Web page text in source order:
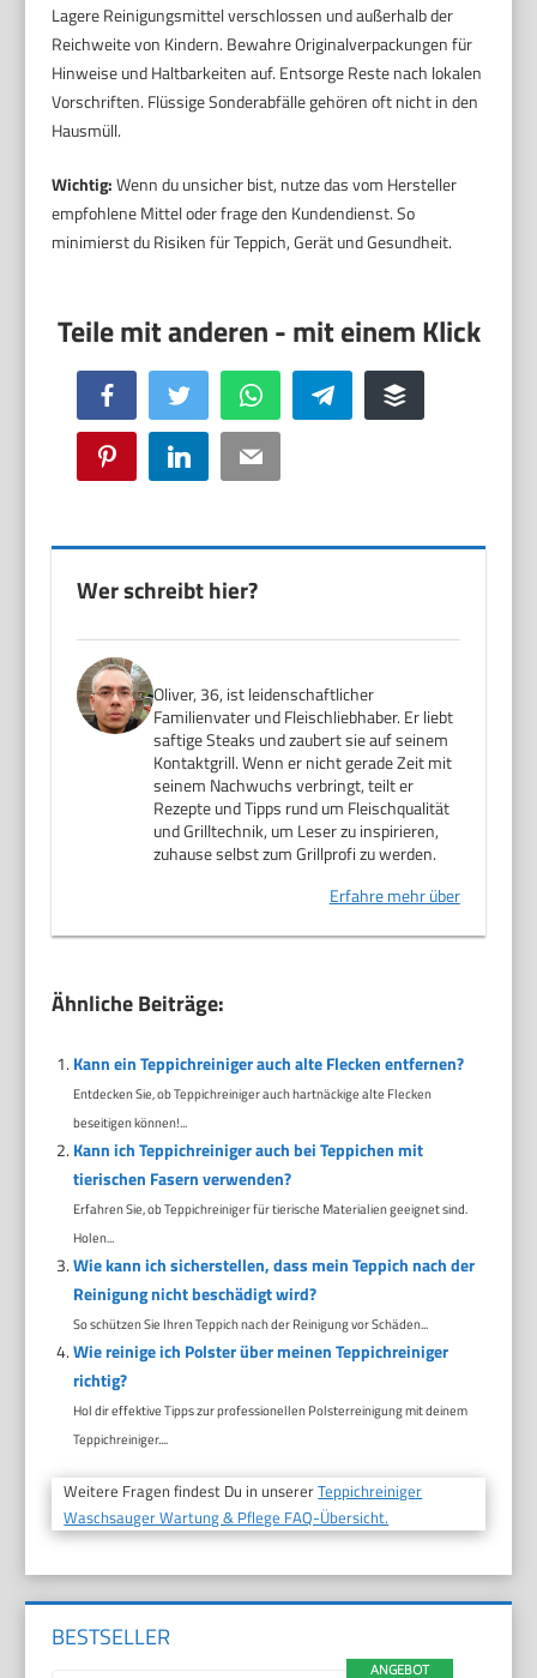
Lagere Reinigungsmittel verschlossen und außerhalb der
Reichweite von Kindern. Bewahre Originalverpackungen für
Hinweise und Haltbarkeiten auf. Entsorge Reste nach lokalen
Vorschriften. Flüssige Sonderabfälle gehören oft nicht in den
Hausmüll.
Wichtig:Wenn du unsicher bist, nutze das vom Hersteller
empfohlene Mittel oder frage den Kundendienst. So
minimierst du Risiken für Teppich, Gerät und Gesundheit.
Facebook Twitter WhatsApp Telegram Buffer
Pinterest LinkedIn Email
Wer schreibt hier?
Oliver, 36, ist leidenschaftlicher
Familienvater und Fleischliebhaber. Er liebt
saftige Steaks und zaubert sie auf seinem
Kontaktgrill. Wenn er nicht gerade Zeit mit
seinem Nachwuchs verbringt, teilt er
Rezepte und Tipps rund um Fleischqualität
und Grilltechnik, um Leser zu inspirieren,
zuhause selbst zum Grillprofi zu werden.
Erfahre mehr über
Ähnliche Beiträge:
Kann ein Teppichreiniger auch alte Flecken entfernen?
Entdecken Sie, ob Teppichreiniger auch hartnäckige alte Flecken
beseitigen können!...
Kann ich Teppichreiniger auch bei Teppichen mit
tierischen Fasern verwenden?
Erfahren Sie, ob Teppichreiniger für tierische Materialien geeignet sind.
Holen...
Wie kann ich sicherstellen, dass mein Teppich nach der
Reinigung nicht beschädigt wird?
So schützen Sie Ihren Teppich nach der Reinigung vor Schäden...
Wie reinige ich Polster über meinen Teppichreiniger
richtig?
Hol dir effektive Tipps zur professionellen Polsterreinigung mit deinem
Teppichreiniger....
Weitere Fragen findest Du in unsererTeppichreiniger
Waschsauger Wartung & Pflege FAQ-Übersicht.
BESTSELLER
ANGEBOT